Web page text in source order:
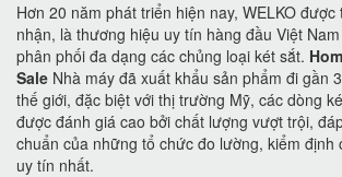
Hơn 20 năm phát triển hiện nay, WELKO
nhận, là thương hiệu uy tín hàng đầu Việt
phân phối đa dạng các chủng loại két sắt.
Sale Nhà máy đã xuất khẩu sản phẩm đi gần
thế giới, đặc biệt với thị trường Mỹ, các dòng
được đánh giá cao bởi chất lượng vượt trội,
chuẩn của những tổ chức đo lường, kiểm định
uy tín nhất.